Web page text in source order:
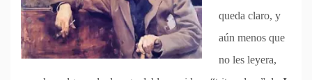
queda claro, y
aún menos que
no les leyera,